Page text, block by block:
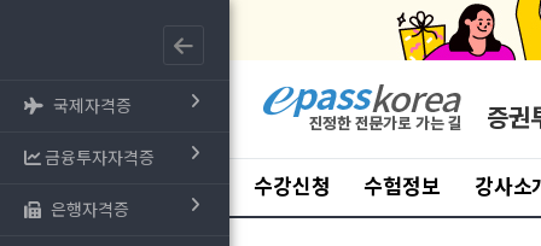
국제자격증
금융투자자격증
은행자격증
증권
수강신청 수험정보 강사소